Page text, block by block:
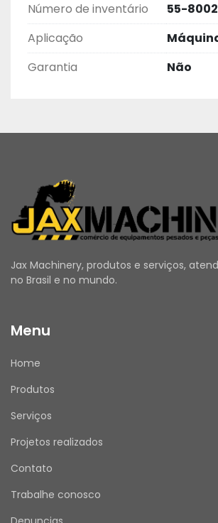
Número de inventário
55-
Aplicação
Garantia
Não
Jax Machinery, produtos e serviços,
no Brasil e no mundo.
Menu
Home
Produtos
Serviços
Projetos realizados
Contato
Trabalhe conosco